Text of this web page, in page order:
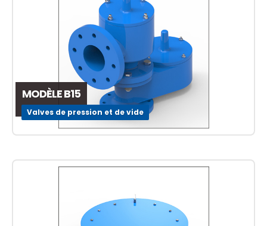
MODÈLE B15
Valves de pression et de vide